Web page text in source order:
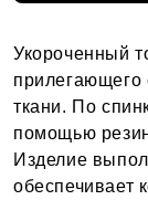
Укороченный
прилегающего
ткани. По
помощью
Изделие
обеспечивает